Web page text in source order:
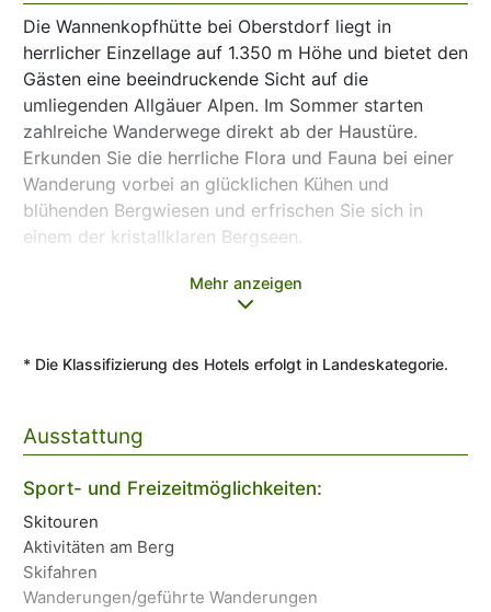
Die Wannenkopfhütte bei Oberstdorf liegt in
herrlicher Einzellage auf 1.350 m Höhe und bietet den
Gästen eine beeindruckende Sicht auf die
umliegenden Allgäuer Alpen. Im Sommer starten
zahlreiche Wanderwege direkt ab der Haustüre.
Erkunden Sie die herrliche Flora und Fauna bei einer
Wanderung vorbei an glücklichen Kühen und
blühenden Bergwiesen und erfrischen Sie sich in
einem der kristallklaren Bergseen.
Echte Hüttenromantik - 14 urige Hüttenzimmer
sich in traumhaft schöner Südhanglage mit einer
Die Hütte befindet sich in idyllischer Alleinlage, liegt
aber trotzdem nicht "hinterm Mond" - mit dem Bus
oder PKW gelangen Sie in ca. 5 Minuten nach
benötigen Sie ungefähr 20 Minuten Fahrzeit. Die 14
urigen Hüttenzimmer sind klein und einfach, aber
überaus gemütlich ausgestattet und versprühen
Mehr anzeigen
* Die Klassifizierung des Hotels erfolgt in Landeskategorie.
Ausstattung
Sport- und Freizeitmöglichkeiten:
Skitouren
Aktivitäten am Berg
Skifahren
Wanderungen/geführte Wanderungen